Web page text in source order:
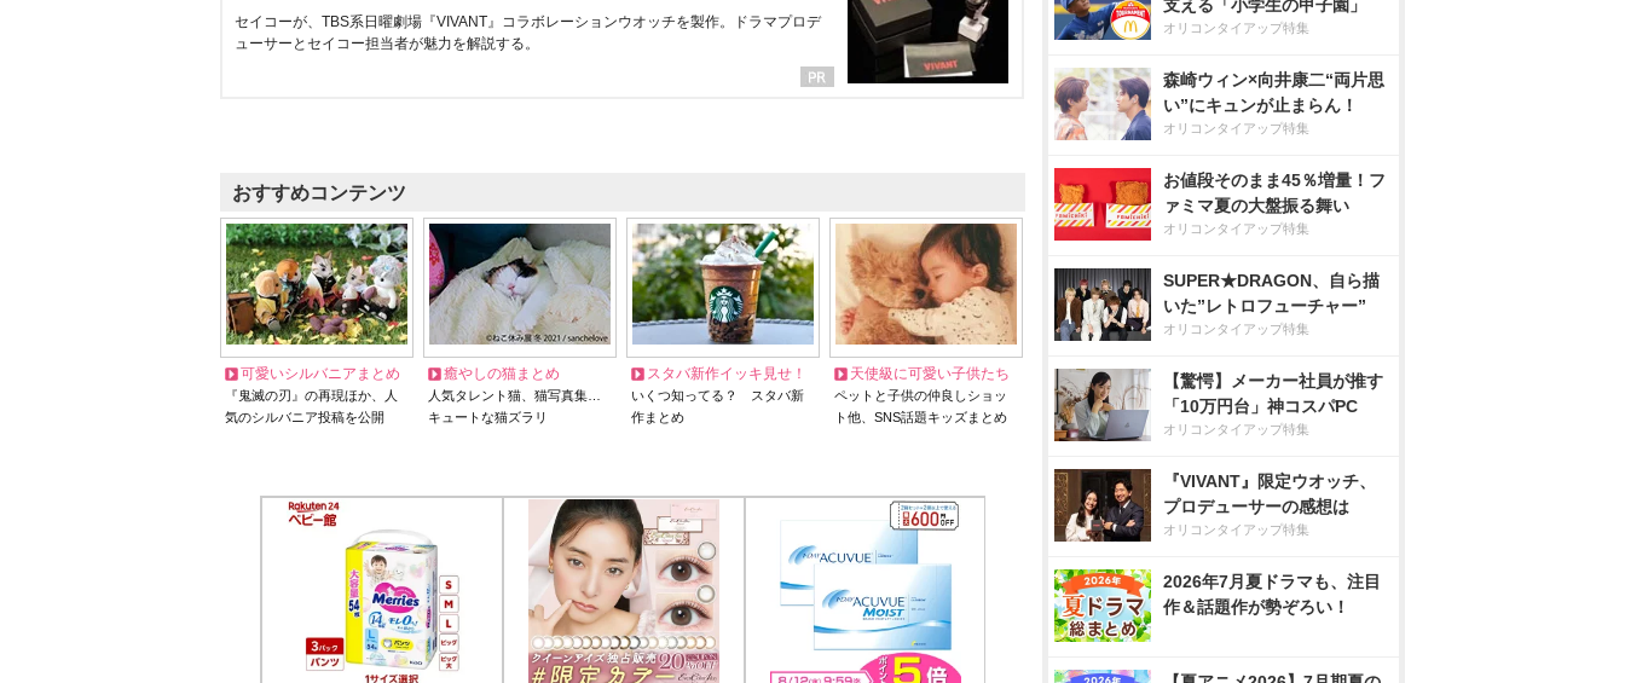
セイコーが、TBS系日曜劇場『VIVANT』コラボレーションウオッチを製作。ドラマプロデ
ューサーとセイコー担当者が魅力を解説する。
おすすめコンテンツ
可愛いシルバニアまとめ
『鬼滅の刃』の再現ほか、人
気のシルバニア投稿を公開
癒やしの猫まとめ
人気タレント猫、猫写真集…
キュートな猫ズラリ
スタバ新作イッキ見せ！
いくつ知ってる？ スタバ新
作まとめ
天使級に可愛い子供たち
ペットと子供の仲良しショッ
ト他、SNS話題キッズまとめ
支える「小学生の甲子園」
オリコンタイアップ特集
森崎ウィン×向井康二“両片思
い”にキュンが止まらん！
オリコンタイアップ特集
お値段そのまま45％増量！フ
ァミマ夏の大盤振る舞い
オリコンタイアップ特集
SUPER★DRAGON、自ら描
いた”レトロフューチャー”
オリコンタイアップ特集
【驚愕】メーカー社員が推す
「10万円台」神コスパPC
オリコンタイアップ特集
『VIVANT』限定ウオッチ、
プロデューサーの感想は
オリコンタイアップ特集
2026年7月夏ドラマも、注目
作＆話題作が勢ぞろい！